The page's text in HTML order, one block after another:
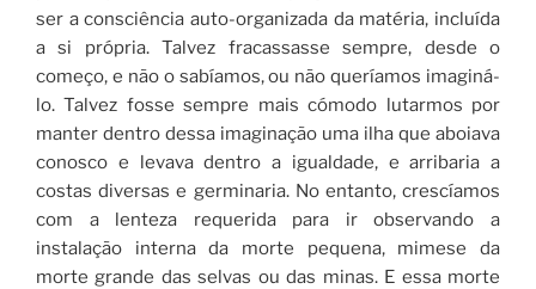
ser a consciência auto-organizada da matéria, incluída
a si própria. Talvez fracassasse sempre, desde o
começo, e não o sabíamos, ou não queríamos imaginá-
lo. Talvez fosse sempre mais cómodo lutarmos por
manter dentro dessa imaginação uma ilha que aboiava
conosco e levava dentro a igualdade, e arribaria a
costas diversas e germinaria. No entanto, crescíamos
com a lenteza requerida para ir observando a
instalação interna da morte pequena, mimese da
morte grande das selvas ou das minas. E essa morte